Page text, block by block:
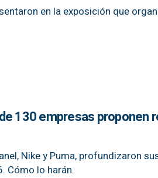
en la exposición que
130 empresas proponen
Nike y Puma, profundizaron
Cómo lo harán.